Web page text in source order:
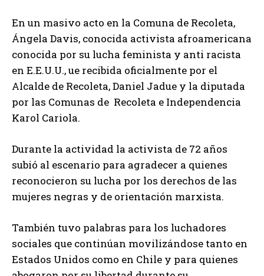
En un masivo acto en la Comuna de Recoleta,
Ángela Davis, conocida activista afroamericana
conocida por su lucha feminista y anti racista
en E.E.U.U., ue recibida oficialmente por el
Alcalde de Recoleta, Daniel Jadue y la diputada
por las Comunas de Recoleta e Independencia
Karol Cariola.
Durante la actividad la activista de 72 años
subió al escenario para agradecer a quienes
reconocieron su lucha por los derechos de las
mujeres negras y de orientación marxista.
También tuvo palabras para los luchadores
sociales que continúan movilizándose tanto en
Estados Unidos como en Chile y para quienes